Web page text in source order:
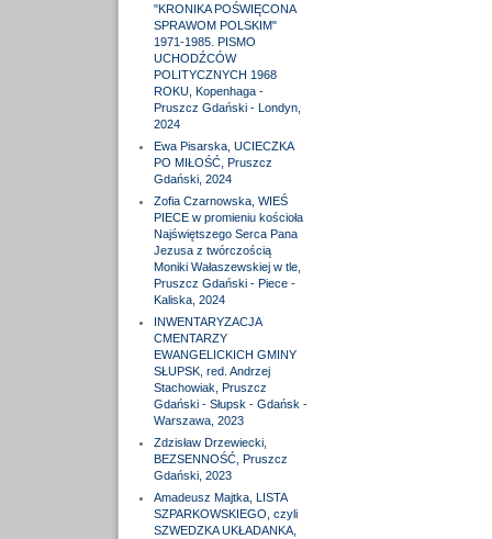
"KRONIKA POŚWIĘCONA
SPRAWOM POLSKIM"
1971-1985. PISMO
UCHODŹCÓW
POLITYCZNYCH 1968
ROKU, Kopenhaga -
Pruszcz Gdański - Londyn,
2024
Ewa Pisarska, UCIECZKA
PO MIŁOŚĆ, Pruszcz
Gdański, 2024
Zofia Czarnowska, WIEŚ
PIECE w promieniu kościoła
Najświętszego Serca Pana
Jezusa z twórczością
Moniki Wałaszewskiej w tle,
Pruszcz Gdański - Piece -
Kaliska, 2024
INWENTARYZACJA
CMENTARZY
EWANGELICKICH GMINY
SŁUPSK, red. Andrzej
Stachowiak, Pruszcz
Gdański - Słupsk - Gdańsk -
Warszawa, 2023
Zdzisław Drzewiecki,
BEZSENNOŚĆ, Pruszcz
Gdański, 2023
Amadeusz Majtka, LISTA
SZPARKOWSKIEGO, czyli
SZWEDZKA UKŁADANKA,